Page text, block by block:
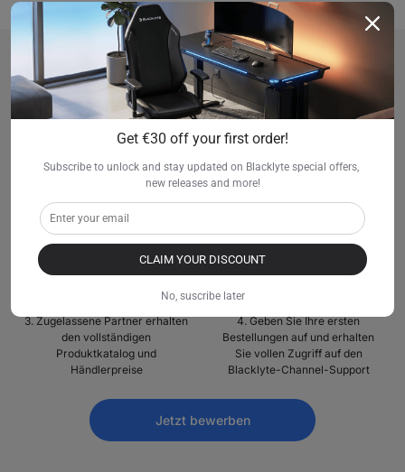
Wie werde ich
Blacklyte-Händler?
Schritt-für-Schritt-Verfahren
1. Füllen Sie das Online-
Bewerbungsformular aus
2. Unser Vertriebsteam wird Sie
innerhalb von 3 Werktagen
kontaktieren
3. Zugelassene Partner erhalten
den vollständigen
Produktkatalog und
Händlerpreise
4. Geben Sie Ihre ersten
Bestellungen auf und erhalten
Sie vollen Zugriff auf den
Blacklyte-Channel-Support
Jetzt bewerben
Get €30 off your first order!
Subscribe to unlock and stay updated on Blacklyte special offers,
new releases and more!
CLAIM YOUR DISCOUNT
No, suscribe later